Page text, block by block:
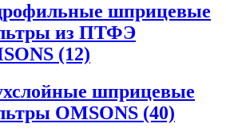
шприцевые
из ПТФЭ
(12)
шприцевые
OMSONS (40)